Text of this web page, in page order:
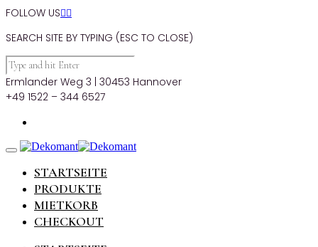
FOLLOW US
SEARCH SITE BY TYPING (ESC TO CLOSE)
Ermlander Weg 3 | 30453 Hannover
+49 1522 – 344 6527
STARTSEITE
PRODUKTE
MIETKORB
CHECKOUT